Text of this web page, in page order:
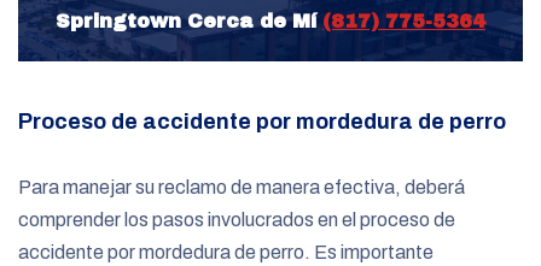
Springtown Cerca de Mí (817) 775-5364
Proceso de accidente por mordedura de perro
Para manejar su reclamo de manera efectiva, deberá
comprender los pasos involucrados en el proceso de
accidente por mordedura de perro. Es importante